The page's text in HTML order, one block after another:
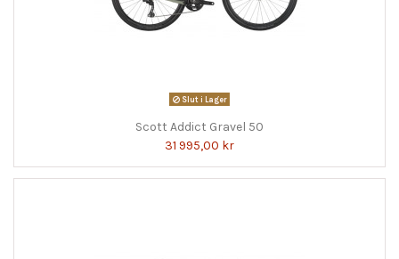
Slut i Lager
Scott Addict Gravel 50
31 995,00 kr